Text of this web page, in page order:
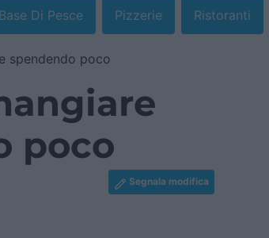
Di Pesce Pizzerie Ristoranti
spendendo poco
poco
Segnala modifica